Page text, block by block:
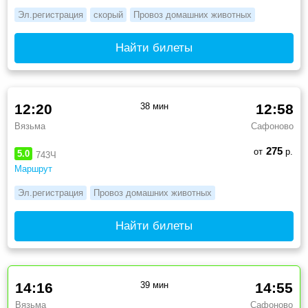
Эл.регистрация скорый Провоз домашних животных
Найти билеты
5.0
743Ч
Маршрут
12:20
Вязьма
12:58
Сафоново
38 мин
от 275р.
Эл.регистрация Провоз домашних животных
Найти билеты
14:16
Вязьма
14:55
Сафоново
39 мин